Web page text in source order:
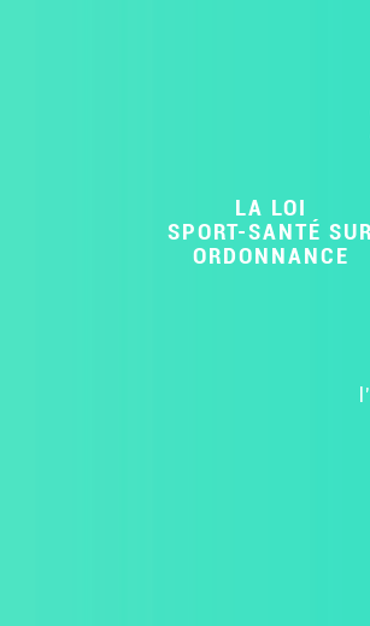
LA LOI
SPORT-SANTÉ SUR
ORDONNANCE